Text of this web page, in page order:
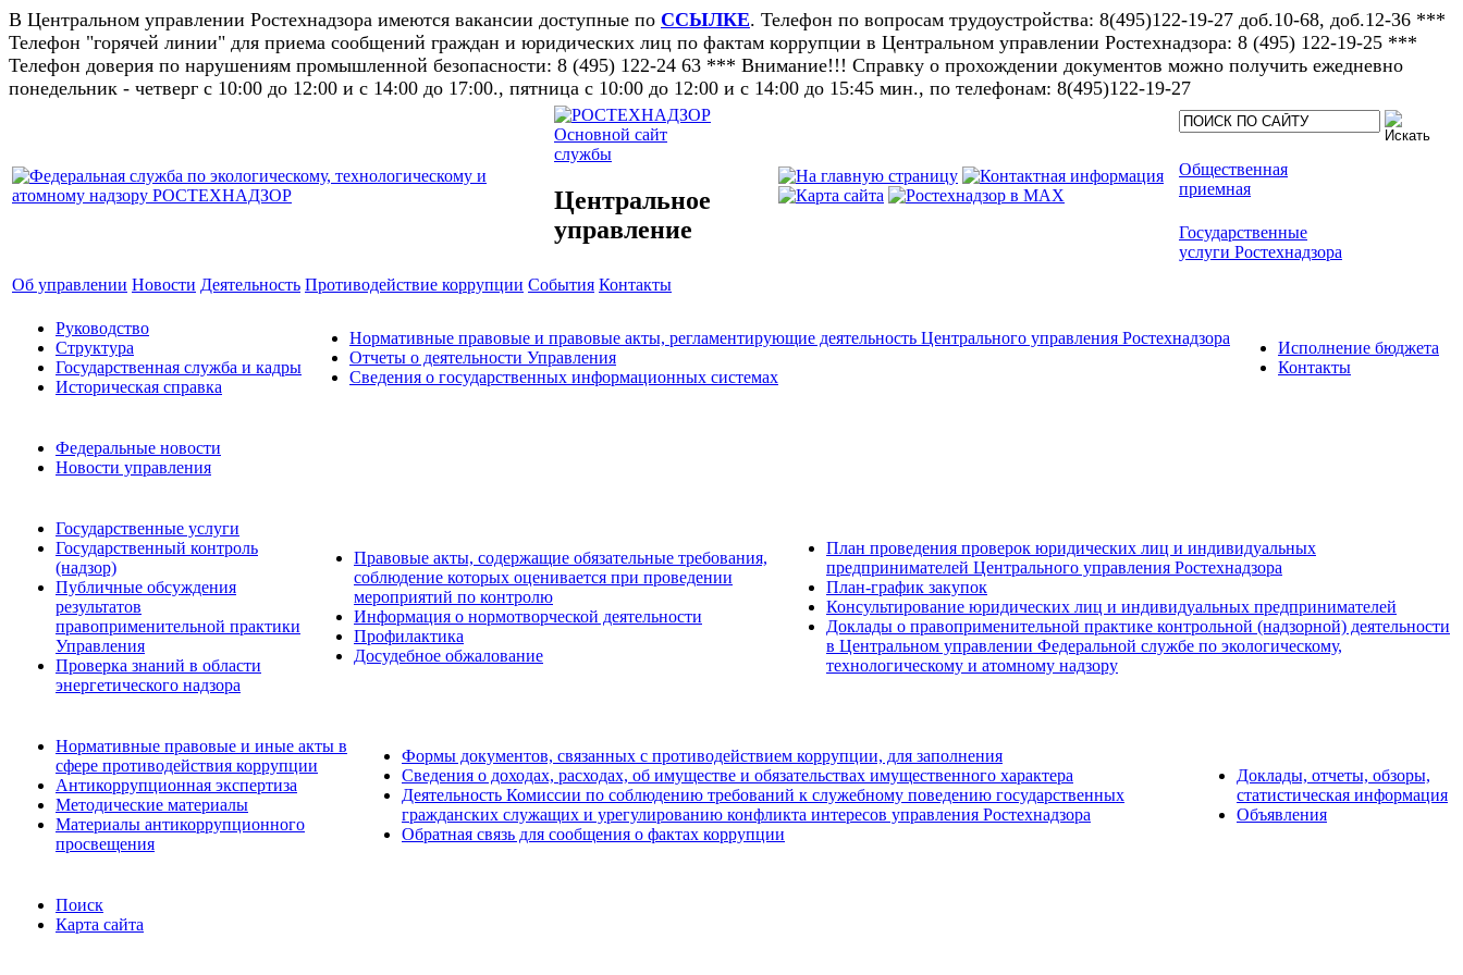
В Центральном управлении Ростехнадзора имеются вакансии доступные по ССЫЛКЕ. Телефон по вопросам трудоустройства: 8(495)122-19-27 доб.10-68, доб.12-36 ***
Телефон "горячей линии" для приема сообщений граждан и юридических лиц по фактам коррупции в Центральном управлении Ростехнадзора: 8 (495) 122-19-25 ***
Телефон доверия по нарушениям промышленной безопасности: 8 (495) 122-24 63 *** Внимание!!! Справку о прохождении документов можно получить ежедневно
понедельник - четверг с 10:00 до 12:00 и с 14:00 до 17:00., пятница с 10:00 до 12:00 и с 14:00 до 15:45 мин., по телефонам: 8(495)122-19-27​
Основной сайт
службы
Центральное
управление
Общественная
приемная
Государственные
услуги Ростехнадзора
Об управлении Новости Деятельность Противодействие коррупции События Контакты
Руководство
Структура
Государственная служба и кадры
Историческая справка
Нормативные правовые и правовые акты, регламентирующие деятельность Центрального управления Ростехнадзора
Отчеты о деятельности Управления
Сведения о государственных информационных системах
Исполнение бюджета
Контакты
Федеральные новости
Новости управления
Государственные услуги
Государственный контроль
(надзор)
Публичные обсуждения
результатов
правоприменительной практики
Управления
Проверка знаний в области
энергетического надзора
Правовые акты, содержащие обязательные требования,
соблюдение которых оценивается при проведении
мероприятий по контролю
Информация о нормотворческой деятельности
Профилактика
Досудебное обжалование
План проведения проверок юридических лиц и индивидуальных
предпринимателей Центрального управления Ростехнадзора
План-график закупок
Консультирование юридических лиц и индивидуальных предпринимателей
Доклады о правоприменительной практике контрольной (надзорной) деятельности
в Центральном управлении Федеральной службе по экологическому,
технологическому и атомному надзору
Нормативные правовые и иные акты в
сфере противодействия коррупции
Антикоррупционная экспертиза
Методические материалы
Материалы антикоррупционного
просвещения
Формы документов, связанных с противодействием коррупции, для заполнения
Сведения о доходах, расходах, об имуществе и обязательствах имущественного характера
Деятельность Комиссии по соблюдению требований к служебному поведению государственных
гражданских служащих и урегулированию конфликта интересов управления Ростехнадзора
Обратная связь для сообщения о фактах коррупции
Доклады, отчеты, обзоры,
статистическая информация
Объявления
Поиск
Карта сайта